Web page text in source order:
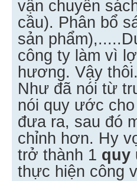
vận chuyển
cầu). Phân bổ
sản
công ty làm vì
hương. Vậy thôi.
Như đã nói từ
nói quy ước
đưa ra, sau đó
chỉnh hơn. Hy
trở thành 1 quy
thực hiện công